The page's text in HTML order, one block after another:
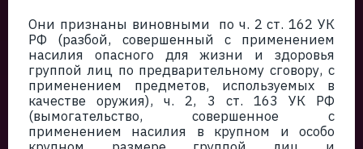
Они признаны виновными по ч. 2 ст. 162 УК
РФ (разбой, совершенный с применением
насилия опасного для жизни и здоровья
группой лиц по предварительному сговору, с
применением предметов, используемых в
качестве оружия), ч. 2, 3 ст. 163 УК РФ
(вымогательство, совершенное с
применением насилия в крупном и особо